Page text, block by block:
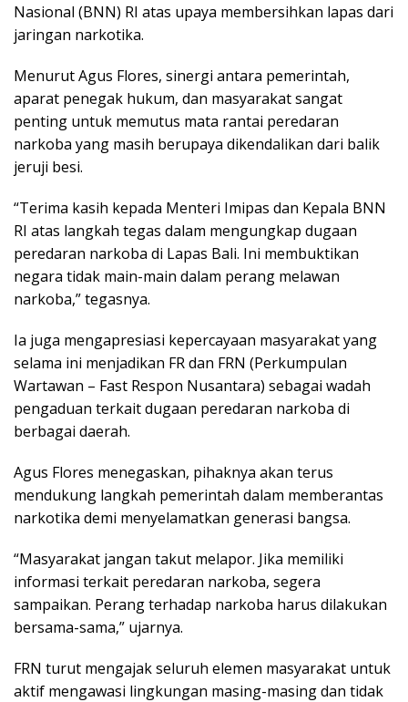
Nasional (BNN) RI atas upaya membersihkan lapas dari
jaringan narkotika.
Menurut Agus Flores, sinergi antara pemerintah,
aparat penegak hukum, dan masyarakat sangat
penting untuk memutus mata rantai peredaran
narkoba yang masih berupaya dikendalikan dari balik
jeruji besi.
“Terima kasih kepada Menteri Imipas dan Kepala BNN
RI atas langkah tegas dalam mengungkap dugaan
peredaran narkoba di Lapas Bali. Ini membuktikan
negara tidak main-main dalam perang melawan
narkoba,” tegasnya.
Ia juga mengapresiasi kepercayaan masyarakat yang
selama ini menjadikan FR dan FRN (Perkumpulan
Wartawan – Fast Respon Nusantara) sebagai wadah
pengaduan terkait dugaan peredaran narkoba di
berbagai daerah.
Agus Flores menegaskan, pihaknya akan terus
mendukung langkah pemerintah dalam memberantas
narkotika demi menyelamatkan generasi bangsa.
“Masyarakat jangan takut melapor. Jika memiliki
informasi terkait peredaran narkoba, segera
sampaikan. Perang terhadap narkoba harus dilakukan
bersama-sama,” ujarnya.
FRN turut mengajak seluruh elemen masyarakat untuk
aktif mengawasi lingkungan masing-masing dan tidak